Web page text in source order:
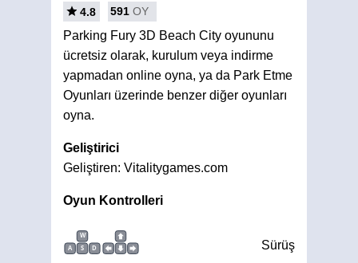
4.8 591 OY
Parking Fury 3D Beach City oyununu
ücretsiz olarak, kurulum veya indirme
yapmadan online oyna, ya da Park Etme
Oyunları üzerinde benzer diğer oyunları
oyna.
Geliştirici
Geliştiren: Vitalitygames.com
Oyun Kontrolleri
W
A
S D Sürüş